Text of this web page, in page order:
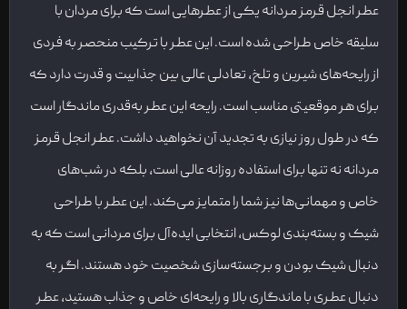
عطر انجل قرمز مردانه یکی از عطرهایی است که برای مردان با
سلیقه خاص طراحی شده است. این عطر با ترکیب منحصر به فردی
از رایحه‌های شیرین و تلخ، تعادلی عالی بین جذابیت و قدرت دارد که
برای هر موقعیتی مناسب است. رایحه این عطر به‌قدری ماندگار است
که در طول روز نیازی به تجدید آن نخواهید داشت. عطر انجل قرمز
مردانه نه تنها برای استفاده روزانه عالی است، بلکه در شب‌های
خاص و مهمانی‌ها نیز شما را متمایز می‌کند. این عطر با طراحی
شیک و بسته‌بندی لوکس، انتخابی ایده‌آل برای مردانی است که به
دنبال شیک بودن و برجسته‌سازی شخصیت خود هستند. اگر به
دنبال عطری با ماندگاری بالا و رایحه‌ای خاص و جذاب هستید، عطر